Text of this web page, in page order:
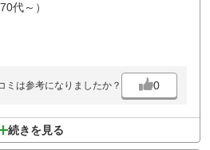
代～）
ミは参考になりましたか？ 0
続きを見る